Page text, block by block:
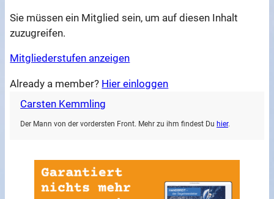
Sie müssen ein Mitglied sein, um auf diesen Inhalt
zuzugreifen.
Mitgliederstufen anzeigen
Already a member? Hier einloggen
Carsten Kemmling
Der Mann von der vordersten Front. Mehr zu ihm findest Du hier.